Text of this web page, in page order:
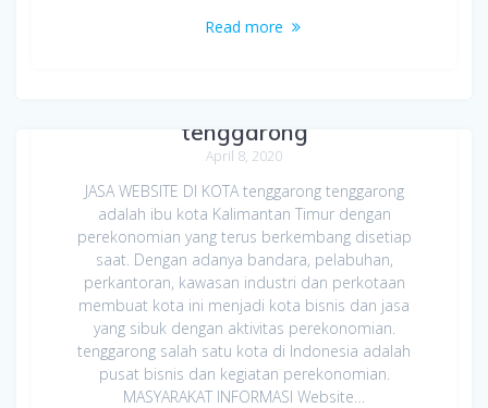
Read more
tenggarong
April 8, 2020
JASA WEBSITE DI KOTA tenggarong tenggarong
adalah ibu kota Kalimantan Timur dengan
perekonomian yang terus berkembang disetiap
saat. Dengan adanya bandara, pelabuhan,
perkantoran, kawasan industri dan perkotaan
membuat kota ini menjadi kota bisnis dan jasa
yang sibuk dengan aktivitas perekonomian.
tenggarong salah satu kota di Indonesia adalah
pusat bisnis dan kegiatan perekonomian.
MASYARAKAT INFORMASI Website…